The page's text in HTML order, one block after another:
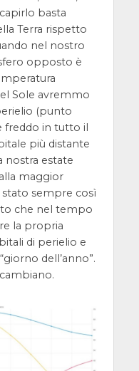
basta
Terra rispetto
nel nostro
opposto è
Sole avremmo
(punto
freddo in tutto il
più distante
nostra estate
maggior
stato sempre così
che nel tempo
la propria
di perielio e
dell’anno”.